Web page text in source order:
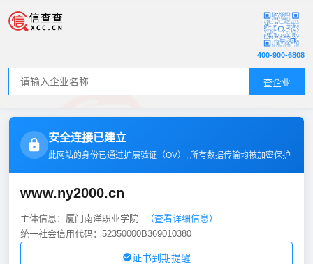
查企业
400-900-6808
安全连接已建立
此网站的身份已通过扩展验证（OV）, 所有数据传输均被加密保护
www.ny2000.cn
主体信息：厦门南洋职业学院
（查看详细信息）
统一社会信用代码：52350000B369010380
证书到期提醒